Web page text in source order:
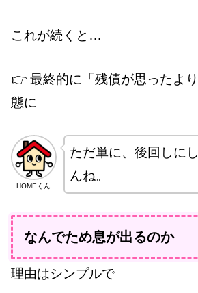
これが続くと…
👉 最終的に「残債が思ったよ
態に
HOMEくん
ただ単に、後回しに
んね。
なんでため息が出るのか
理由はシンプルで